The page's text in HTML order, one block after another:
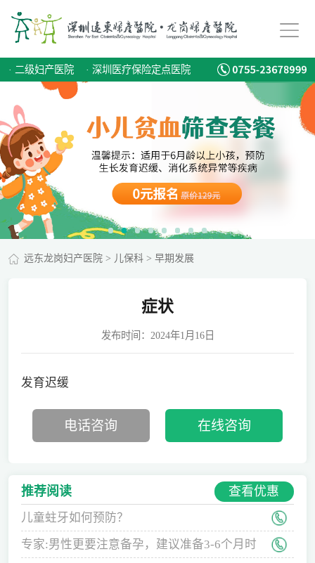
· 二级妇产医院 · 深圳医疗保险定点医院
远东龙岗妇产医院> 儿保科> 早期发展
症状
发布时间：2024年1月16日
发育迟缓
电话咨询 在线咨询
推荐阅读 查看优惠
儿童蛀牙如何预防？
专家:男性更要注意备孕，建议准备3-6个月时